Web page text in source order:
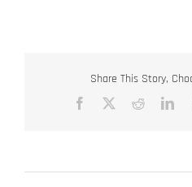
Share This Story,
Facebook Reddit